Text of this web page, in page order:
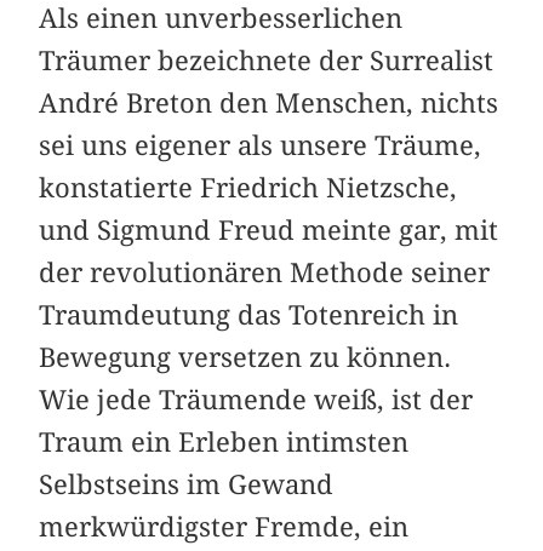
Als einen unverbesserlichen
Träumer bezeichnete der Surrealist
André Breton den Menschen, nichts
sei uns eigener als unsere Träume,
konstatierte Friedrich Nietzsche,
und Sigmund Freud meinte gar, mit
der revolutionären Methode ­seiner
Traumdeutung das Totenreich in
Bewegung versetzen zu können.
Wie jede Träumende weiß, ist der
Traum ein Erleben intimsten
Selbstseins im Gewand
merkwürdigster Fremde, ein